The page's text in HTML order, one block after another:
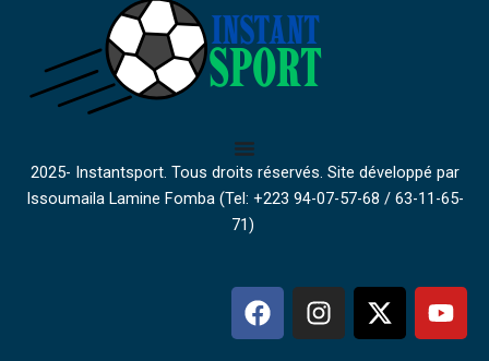
2025- Instantsport. Tous droits réservés. Site développé par
Issoumaila Lamine Fomba (Tel: +223 94-07-57-68 / 63-11-65-
71)
F
a
I
n
X
-
Y
o